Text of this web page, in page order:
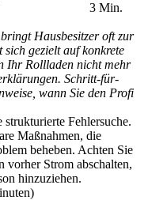
3 Min.
Hausbesitzer oft zur
gezielt auf konkrete
Ihr Rollladen nicht mehr
Schritt-für-
wann Sie den Profi
Fehlersuche.
Maßnahmen, die
beheben. Achten Sie
vorher Strom abschalten,
hinzuziehen.